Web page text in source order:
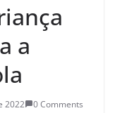
a
2022 0 Comments